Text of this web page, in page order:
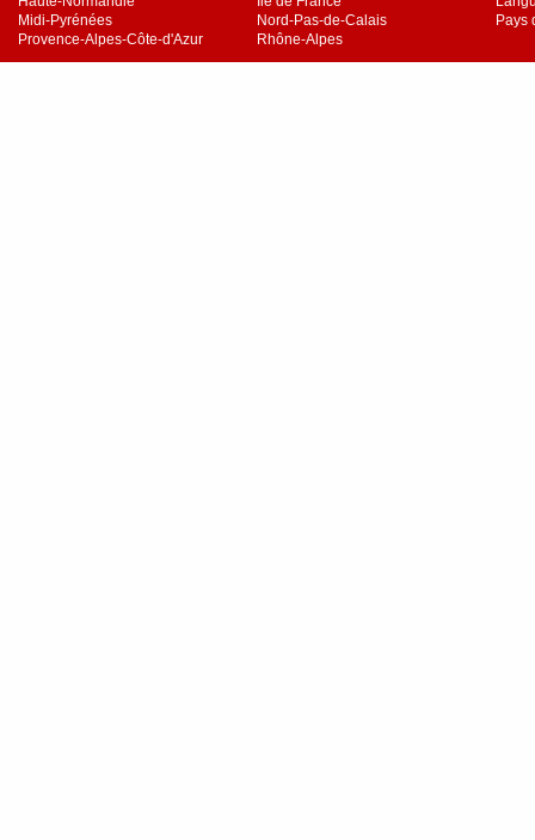
Midi-Pyrénées
Nord-Pas-de-Calais
Pays
Provence-Alpes-Côte-d'Azur
Rhône-Alpes